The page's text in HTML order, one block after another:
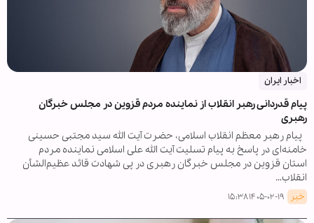
اخبار ایران
پیام قدردانی رهبر انقلاب از نماینده مردم قزوین در مجلس خبرگان
رهبری
پیام رهبر معظم انقلاب اسلامی، حضرت آیت الله سید مجتبی حسینی
خامنه‌ای در پاسخ به پیام تسلیت آیت الله علی اسلامی نماینده مردم
استان قزوین در مجلس خبرگان رهبری در پی شهادت قائد عظیم‌الشأن
انقلاب…
خبر ۱۴۰۵-۰۲-۱۹ ۱۵:۳۸